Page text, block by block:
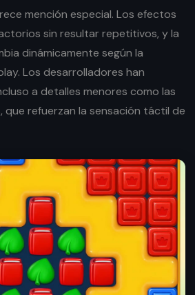
mención especial. Los efectos
sin resultar repetitivos, y la
dinámicamente según la
Los desarrolladores han
a detalles menores como las
que refuerzan la sensación táctil de